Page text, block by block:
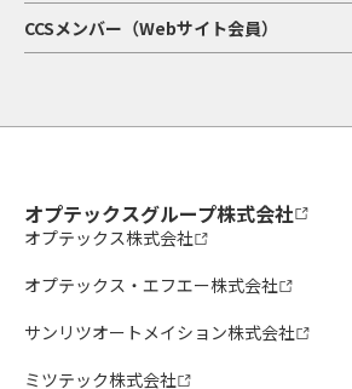
CCSメンバー（Webサイト会員）
オプテックスグループ株式会社
オプテックス株式会社
オプテックス・エフエー株式会社
サンリツオートメイション株式会社
ミツテック株式会社